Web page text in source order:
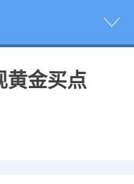
黄金买点